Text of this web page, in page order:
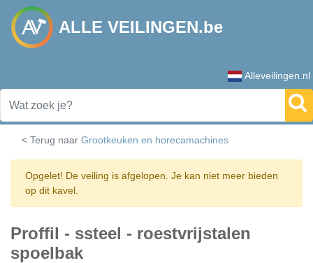
ALLE VEILINGEN.be
Alleveilingen.nl
< Terug naar Grootkeuken en horecamachines
Opgelet! De veiling is afgelopen. Je kan niet meer bieden
op dit kavel.
Proffil - ssteel - roestvrijstalen
spoelbak